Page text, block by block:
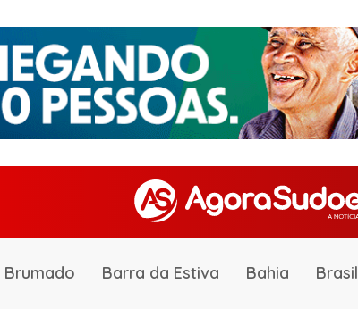
Brumado Barra da Estiva Bahia Brasil